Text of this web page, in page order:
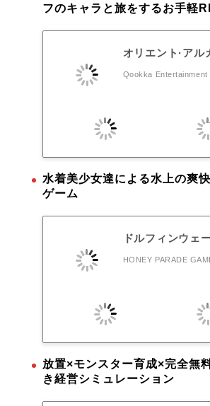
フのキャラと旅をするお手軽
オリエント·アル
Qookka Entertainment
水着美少女達による水上の爽
ゲーム
ドルフィンウェ
HONEY PARADE
放置×モンスター育成×完全無
き経営シミュレーション